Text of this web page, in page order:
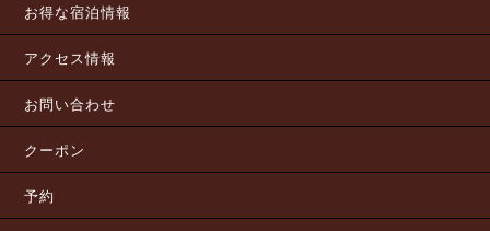
お得な宿泊情報
アクセス情報
お問い合わせ
クーポン
予約